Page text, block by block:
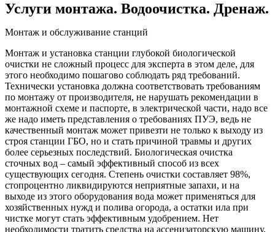
Услуги монтажа. Водоочистка. Дренаж.
Монтаж и обслуживание станций
Монтаж и установка станции глубокой биологической
очистки не сложный процесс для эксперта в этом деле, для
этого необходимо пошагово соблюдать ряд требований.
Технически установка должна соответствовать требованиям
по монтажу от производителя, не нарушать рекомендации в
монтажной схеме и паспорте, в электрической части, надо все
же надо иметь представления о требованиях ПУЭ, ведь не
качественный монтаж может привезти не только к выходу из
строя станции ГБО, но и стать причиной травмы и других
более серьезных последствий. Биологическая очистка
сточных вод – самый эффективный способ из всех
существующих сегодня. Степень очистки составляет 98%,
стопроцентно ликвидируются неприятные запахи, и на
выходе из этого оборудования вода может применяться для
хозяйственных нужд и полива огорода, а остатки ила при
чистке могут стать эффективным удобрением. Нет
необходимости тратить средства на ассенизаторскую машину.